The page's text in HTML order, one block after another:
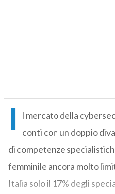
I
l mercato della
conti con un doppio
di competenze
femminile ancora molto
Italia solo il 17% degli